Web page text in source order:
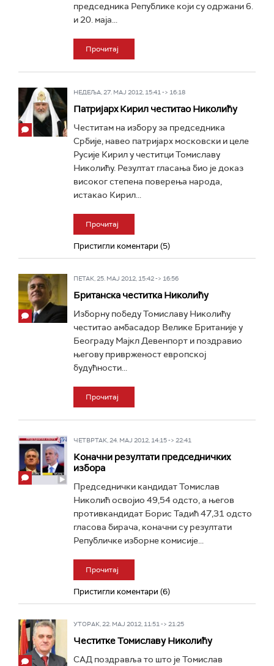
председника Републике који су одржани 6.
и 20. маја...
Прочитај
НЕДЕЉА, 27. МАЈ 2012, 15:41 -> 16:18
Патријарх Кирил честитао Николићу
Честитам на избору за председника
Србије, навео патријарх московски и целе
Русије Кирил у честитци Томиславу
Николићу. Резултат гласања био је доказ
високог степена поверења народа,
истакао Кирил...
Прочитај
Пристигли коментари (5)
ПЕТАК, 25. МАЈ 2012, 15:42 -> 16:56
Британска честитка Николићу
Изборну победу Томиславу Николићу
честитао амбасадор Велике Британије у
Београду Мајкл Девенпорт и поздравио
његову приврженост европској
будућности...
Прочитај
ЧЕТВРТАК, 24. МАЈ 2012, 14:15 -> 22:41
Коначни резултати председничких
избора
Председнички кандидат Томислав
Николић освојио 49,54 одсто, а његов
противкандидат Борис Тадић 47,31 одсто
гласова бирача, коначни су резултати
Републичке изборне комисије...
Прочитај
Пристигли коментари (6)
УТОРАК, 22. МАЈ 2012, 11:51 -> 21:25
Честитке Томиславу Николићу
САД поздравља то што је Томислав